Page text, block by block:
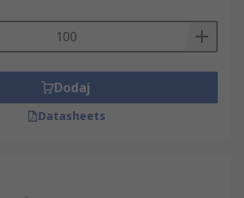
Dodaj
Datasheets